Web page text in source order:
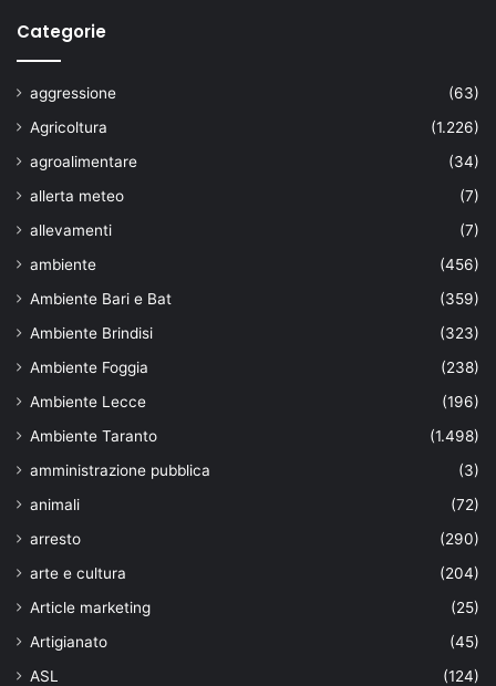
Categorie
aggressione
(63)
Agricoltura
(1.226)
agroalimentare
(34)
allerta meteo
(7)
allevamenti
(7)
ambiente
(456)
Ambiente Bari e Bat
(359)
Ambiente Brindisi
(323)
Ambiente Foggia
(238)
Ambiente Lecce
(196)
Ambiente Taranto
(1.498)
amministrazione pubblica
(3)
animali
(72)
arresto
(290)
arte e cultura
(204)
Article marketing
(25)
Artigianato
(45)
ASL
(124)